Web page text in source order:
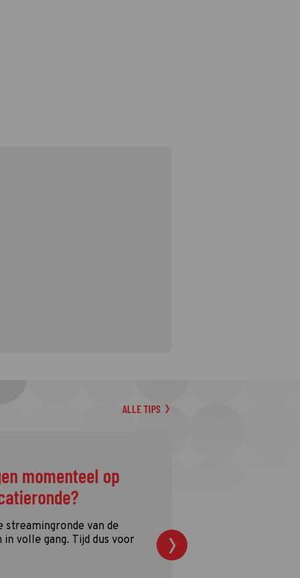
ALLE TIPS
momenteel op
streamingronde van de
volle gang. Tijd dus voor